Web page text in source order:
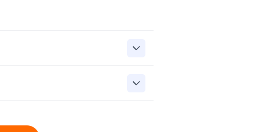
w celu prowadzenia rekrutacji
w załączonych dokumentach